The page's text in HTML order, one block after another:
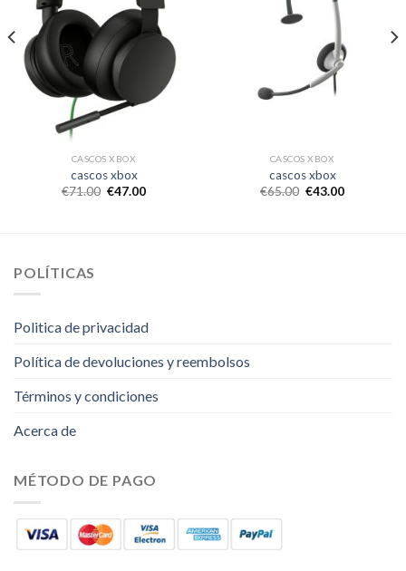
CASCOS XBOX
cascos xbox
€71.00 €47.00
CASCOS XBOX
cascos xbox
€65.00 €43.00
POLÍTICAS
Politica de privacidad
Política de devoluciones y reembolsos
Términos y condiciones
Acerca de
MÉTODO DE PAGO